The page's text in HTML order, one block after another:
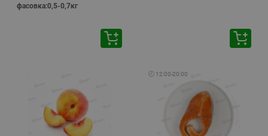
фасовка:0,5-0,7кг
🕘 12:00-20:00